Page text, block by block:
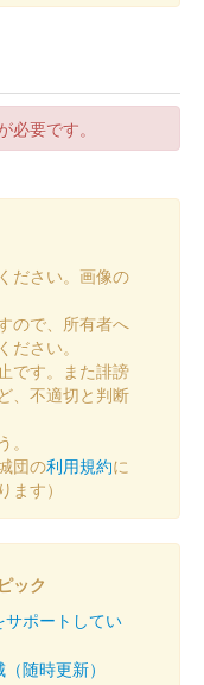
サミット版
た。35枚限定。
要です。
ださい。画像の
ので、所有者へ
さい。
です。また誹謗
、不適切と判断
団の利用規約に
す）
ック
ポートしてい
随時更新）